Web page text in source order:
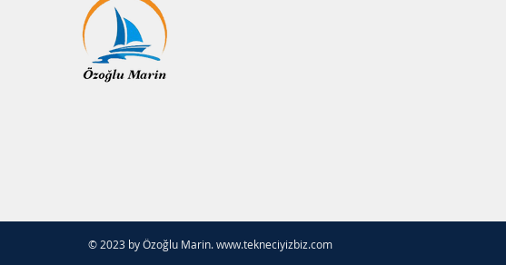
© 2023 by Özoğlu Marin.www.tekneciyizbiz.com